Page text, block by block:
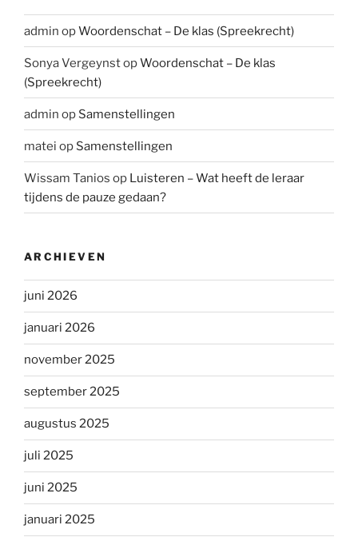
admin opWoordenschat – De klas (Spreekrecht)
Sonya VergeynstopWoordenschat – De klas
(Spreekrecht)
admin op Samenstellingen
matei op Samenstellingen
Wissam Tanios op Luisteren – Wat heeft de leraar
tijdens de pauze gedaan?
ARCHIEVEN
juni 2026
januari 2026
november 2025
september 2025
augustus 2025
juli 2025
juni 2025
januari 2025